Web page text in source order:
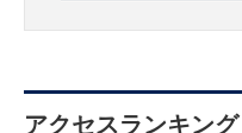
アクセスランキング